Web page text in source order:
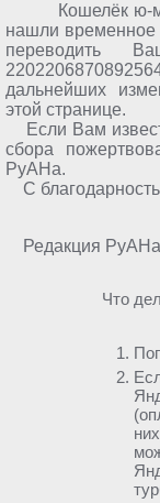
Кошелёк ю-
нашли
переводить
дальнейших
этой странице.
Если Вам
сбора
РуАНа.
С
Редакция РуАНа
Что